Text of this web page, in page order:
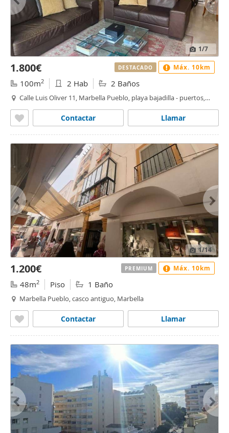
1/7
1.800€
100m2 2 Hab 2 Baños
Calle Luis Oliver 11, Marbella Pueblo, playa bajadilla - puertos,
Llamar
Contactar
DESTACADO Máx. 10km
1/14
1.200€
48m2 Piso 1 Baño
Marbella Pueblo, casco antiguo, Marbella
Llamar
Contactar
PREMIUM Máx. 10km